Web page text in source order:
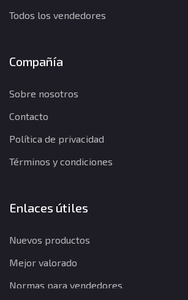
Todos los vendedores
Compañía
Sobre nosotros
Contacto
Política de privacidad
Términos y condiciones
Enlaces útiles
Nuevos productos
Mejor valorado
Normas para vendedores